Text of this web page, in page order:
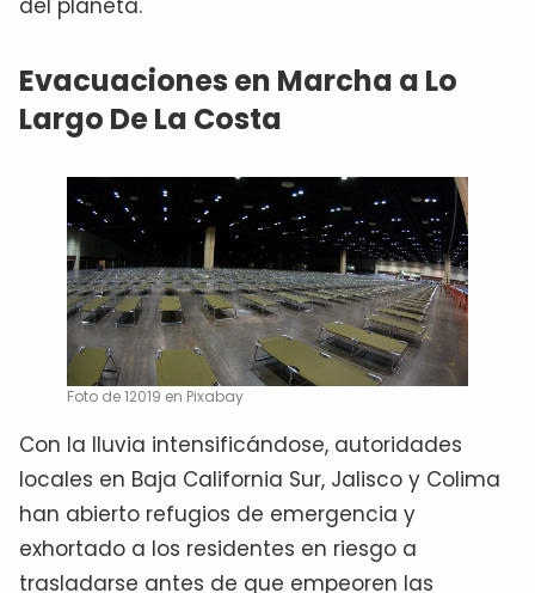
del planeta.
Evacuaciones en Marcha a Lo
Largo De La Costa
Foto de 12019 en Pixabay
Con la lluvia intensificándose, autoridades
locales en Baja California Sur, Jalisco y Colima
han abierto refugios de emergencia y
exhortado a los residentes en riesgo a
trasladarse antes de que empeoren las